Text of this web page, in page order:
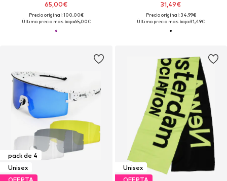
65,00€
Precio original: 100,00€
Último precio más bajo:65,00€
31,49€
Precio original: 34,99€
Último precio más bajo:31,49€
pack de 4
Unisex
Unisex